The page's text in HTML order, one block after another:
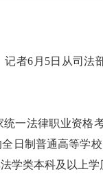
6月5日从司法部
法律职业资格考
日制普通高等学
学类本科及以上